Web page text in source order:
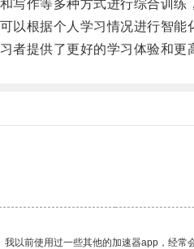
作等多种方式进行综合训练
根据个人学习情况进行智能
提供了更好的学习体验和更
以前使用过一些其他的加速器app，经常